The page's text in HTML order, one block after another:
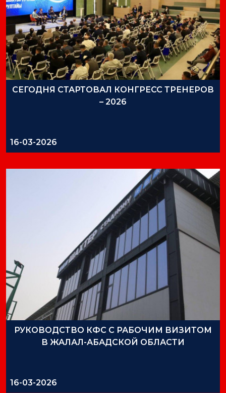
СЕГОДНЯ СТАРТОВАЛ КОНГРЕСС ТРЕНЕРОВ
– 2026
16-03-2026
РУКОВОДСТВО КФС С РАБОЧИМ ВИЗИТОМ
В ЖАЛАЛ-АБАДСКОЙ ОБЛАСТИ
16-03-2026